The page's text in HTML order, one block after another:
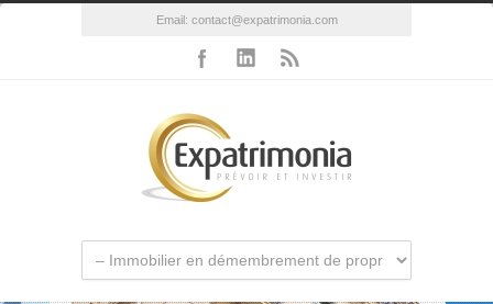
Email: contact@expatrimonia.com